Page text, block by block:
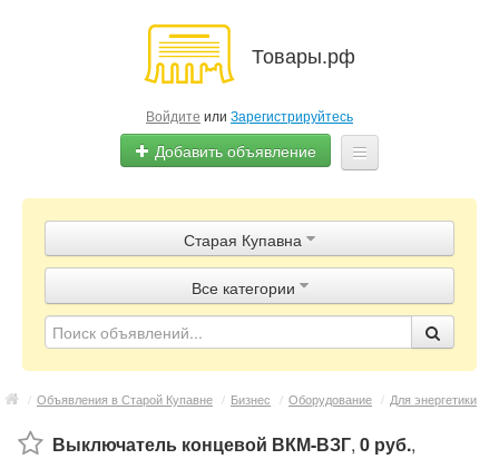
Товары.рф
Войдите или Зарегистрируйтесь
Добавить объявление
Объявления
Магазины
Контакты
Старая Купавна
Все категории
/ Объявления в Старой Купавне / Бизнес / Оборудование / Для энергетики
Выключатель концевой ВКМ-ВЗГ, 0 руб.,